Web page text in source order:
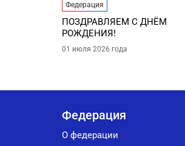
Федерация
ПОЗДРАВЛЯЕМ С ДНЁМ
РОЖДЕНИЯ!
01 июля 2026 года
Федерация
О федерации